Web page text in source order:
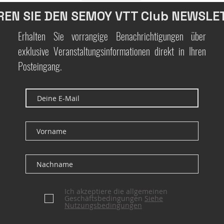
SIE DEN SEMOY VTT Club
Erhalten Sie vorrangige Benachrichtigungen über
exklusive Veranstaltungsinformationen direkt in Ihren
Posteingang.
Ich akzeptiere die allgemeinen
Geschäftsbedingungen Siehe
Nutzungsbedingungen